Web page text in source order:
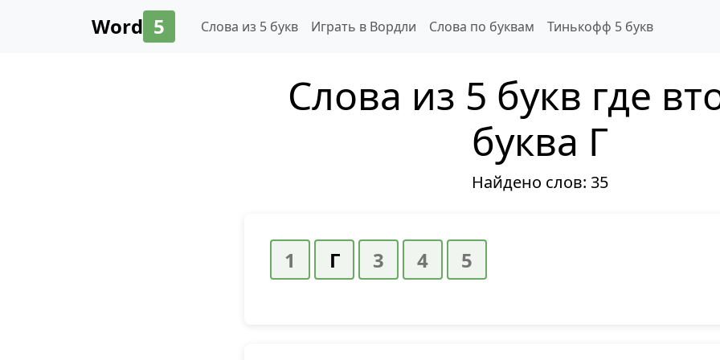
Word 5 Слова из 5 букв Играть в Вордли Слова по буквам Тинькофф 5 букв
Слова из 5 букв где
буква Г
Найдено слов: 35